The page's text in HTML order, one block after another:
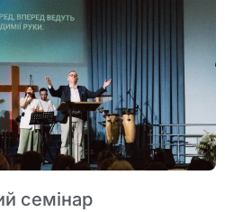
семінар